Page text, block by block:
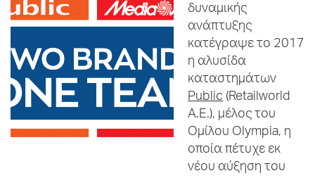
δυναμικής
ανάπτυξης
κατέγραψε το 2017
η αλυσίδα
καταστημάτων
Public (Retailworld
Α.Ε.), μέλος του
Ομίλου Olympia, η
οποία πέτυχε εκ
νέου αύξηση του